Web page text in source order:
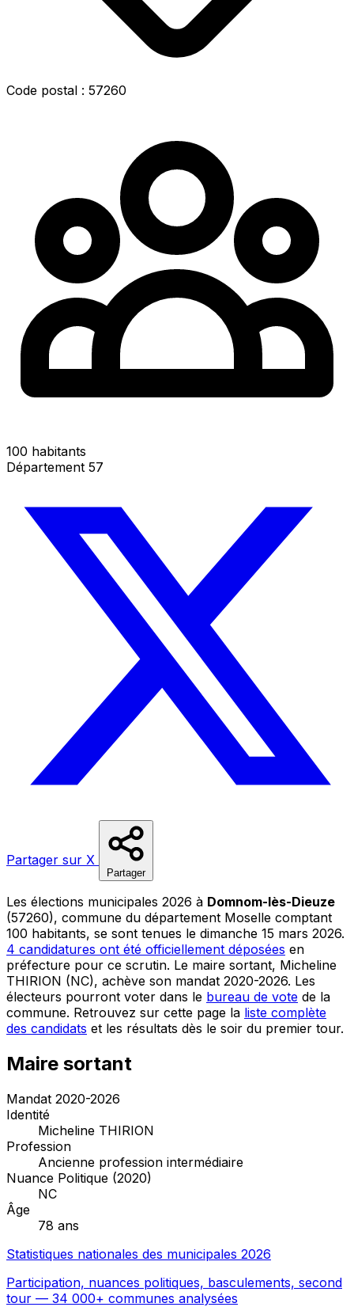
Code postal : 57260
100 habitants
Département 57
Partager sur X
Partager
Les élections municipales 2026 à Domnom-lès-Dieuze
(57260), commune du département Moselle comptant
100 habitants, se sont tenues le dimanche 15 mars 2026.
4 candidatures ont été officiellement déposées en
préfecture pour ce scrutin. Le maire sortant, Micheline
THIRION (NC), achève son mandat 2020-2026. Les
électeurs pourront voter dans le bureau de vote de la
commune. Retrouvez sur cette page la liste complète
des candidats et les résultats dès le soir du premier tour.
Maire sortant
Mandat 2020-2026
Identité
Micheline THIRION
Profession
Ancienne profession intermédiaire
Nuance Politique (2020)
NC
Âge
78 ans
Statistiques nationales des municipales 2026
Participation, nuances politiques, basculements, second
tour — 34 000+ communes analysées